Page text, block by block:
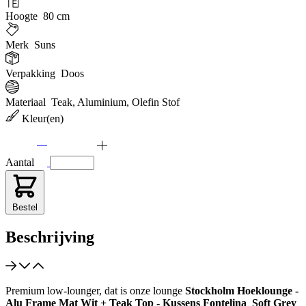
Hoogte 80 cm
Merk Suns
Verpakking Doos
Materiaal Teak, Aluminium, Olefin Stof
Kleur(en)
Aantal
Bestel
Beschrijving
Premium low-lounger, dat is onze lounge Stockholm Hoeklounge -
Alu Frame Mat Wit + Teak Top - Kussens Fontelina Soft Grey